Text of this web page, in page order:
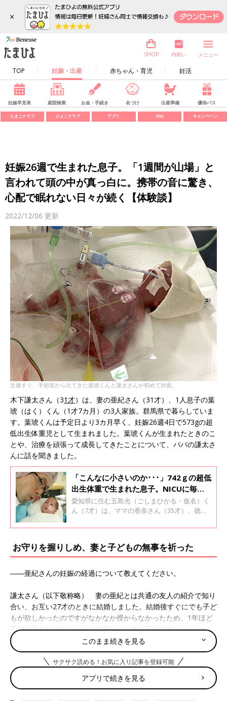
×
TOP 妊娠・出産 赤ちゃん・育児 妊活
SHOP 内祝い メニュー
妊娠早見表 産院検索 お金・手続き 名づけ 出産準備 優待パス
たまごクラブ ひよこクラブ アプリ SNS キャンペーン
妊娠26週で生まれた息子。「1週間が山場」と
言われて頭の中が真っ白に。携帯の音に驚き、
心配で眠れない日々が続く【体験談】
2022/12/06 更新
生後すぐ、手術室から出てきた葉琥くんと謙太さんが初めて対面。
木下謙太さん（31才）は、妻の亜紀さん（31才）、1人息子の葉
琥（はく）くん（1才7カ月）の3人家族。群馬県で暮らしていま
す。葉琥くんは予定日より3カ月早く、妊娠26週4日で573gの超
低出生体重児として生まれました。葉琥くんが生まれたときのこ
とや、治療を頑張って成長してきたことについて、パパの謙太さ
んに話を聞きました。
「こんなに小さいのか･･･」742ｇの超低
出生体重で生まれた息子。NICUに毎日
通った父親の覚悟と自覚とは？【体験
談・医師監修】
愛知県に住む五島光（ごしまひかる・仮名）く
ん（7才）は、ママの香奈さん（35才）、徳尚
は2014年12月18日、香奈さんが妊娠25週のと
現在単身赴任で東京で暮らしているパパの徳尚
さんに、小さく生まれた赤ちゃんのパパとして
の思いを聞きました。
お守りを握りしめ、妻と子どもの無事を祈った
――亜紀さんの妊娠の経過について教えてください。
謙太さん（以下敬称略） 妻の亜紀とは共通の友人の紹介で知り
合い、お互い27才のときに結婚しました。結婚後すぐにでも子ど
もが欲しかったのですがなかなか授からなかったため、1年ほど
不妊治療をしました。そして授かったのが葉琥です。
妊娠24週くらいまでは経過は順調だったんですが、妊娠25週の
妊婦健診のとき、妻にむくみが出ているとわかり、大きい病院を
紹介されて2〜3カ所の病院で見てもらいました。最終的に診察し
てもらった総合病院で妊娠高血圧腎症と診断されました。この病
気は投薬治療があまりできないらしく、安静にして食事療法をす
このまま続きを見る
サクサク読める！お気に入り記事を登録可能
アプリで続きを見る